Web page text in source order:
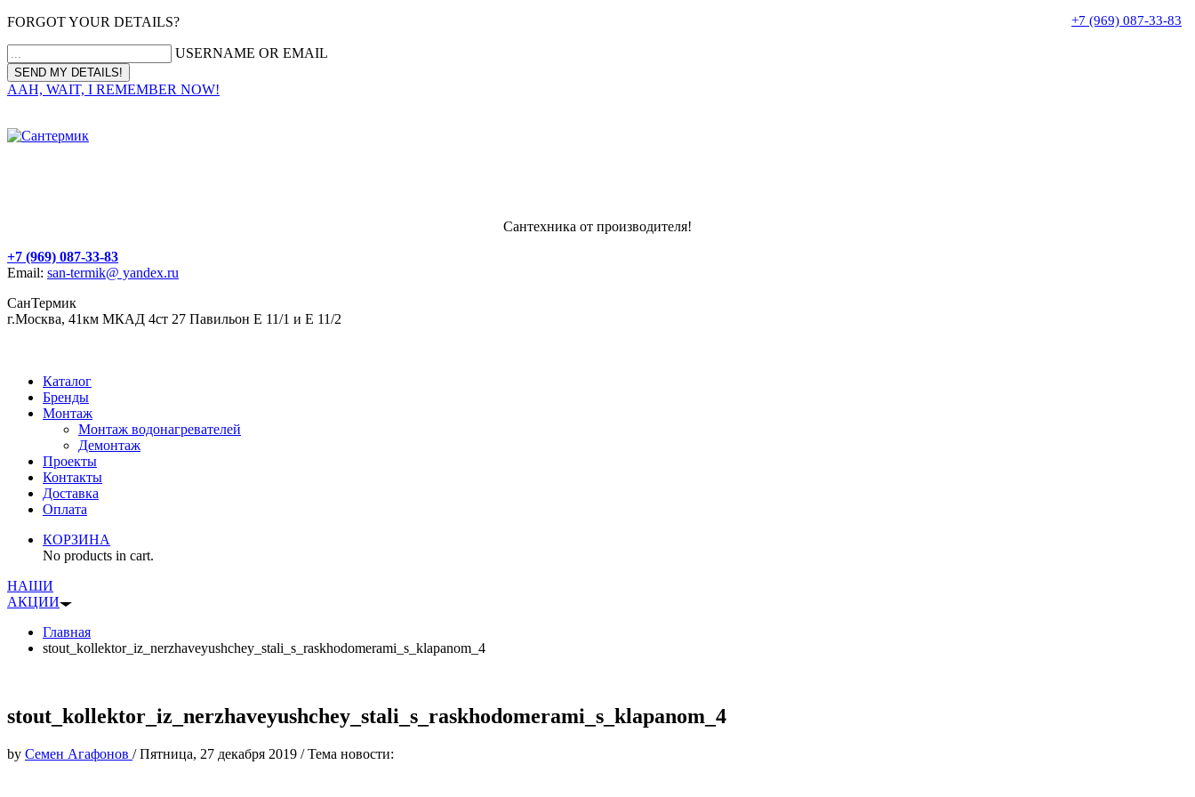
FORGOT YOUR DETAILS?
USERNAME OR EMAIL
AAH, WAIT, I REMEMBER NOW!
+7 (969) 087-33-83
Сантехника от производителя!
+7 (969) 087-33-83
Email: san-termik@ yandex.ru
СанТермик
г.Москва, 41км МКАД 4ст 27 Павильон Е 11/1 и Е 11/2
Каталог
Бренды
Монтаж
Монтаж водонагревателей
Демонтаж
Проекты
Контакты
Доставка
Оплата
КОРЗИНА
No products in cart.
НАШИ
АКЦИИ
Главная
stout_kollektor_iz_nerzhaveyushchey_stali_s_raskhodomerami_s_klapanom_4
stout_kollektor_iz_nerzhaveyushchey_stali_s_raskhodomerami_s_klapanom_4
by Семен Агафонов /Пятница, 27 декабря 2019 /Тема новости: